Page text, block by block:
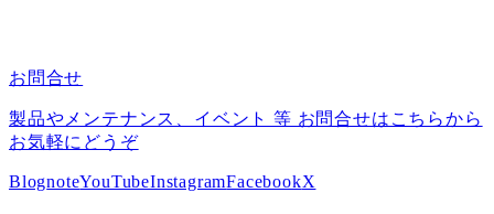
お問合せ
製品やメンテナンス、イベント 等 お問合せはこちらから
お気軽にどうぞ
BlognoteYouTubeInstagramFacebookX